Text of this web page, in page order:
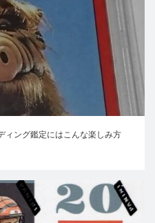
ィング鑑定にはこんな楽しみ方